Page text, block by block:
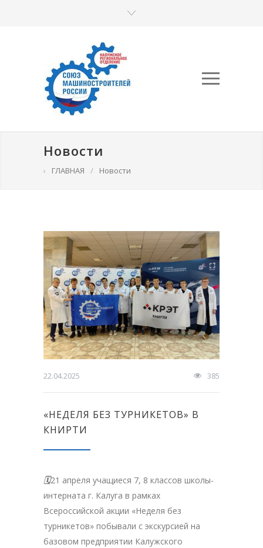
Новости
› ГЛАВНАЯ / Новости
22.04.2025 385
«НЕДЕЛЯ БЕЗ ТУРНИКЕТОВ» В
КНИРТИ
🗓21 апреля учащиеся 7, 8 классов школы-
интерната г. Калуга в рамках
Всероссийской акции «Неделя без
турникетов» побывали с экскурсией на
базовом предприятии Калужского